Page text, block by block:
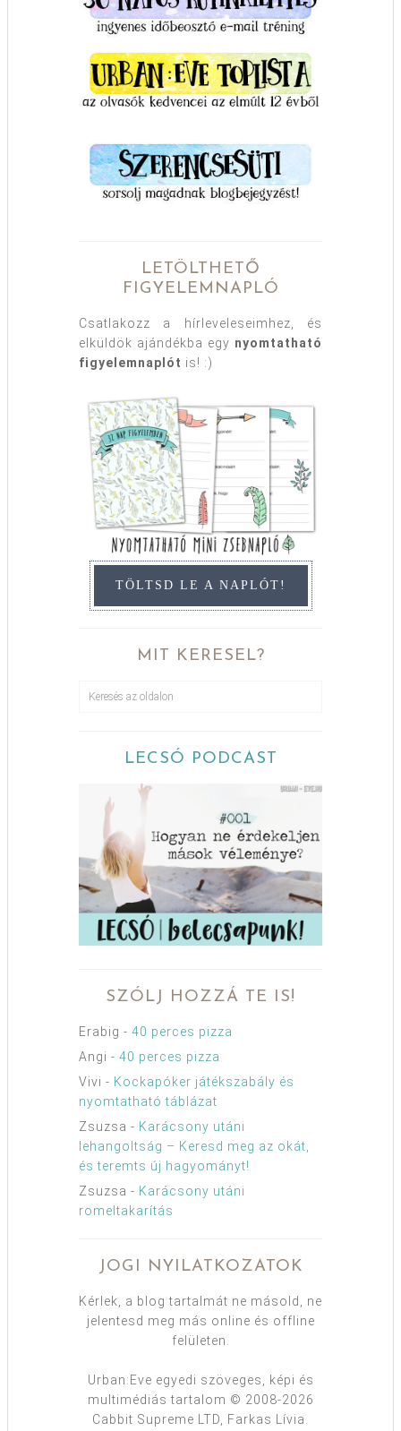
LETÖLTHETŐ
FIGYELEMNAPLÓ
Csatlakozz a hírleveleseimhez, és
elküldök ajándékba egy nyomtatható
figyelemnaplót is! :)
TÖLTSD LE A NAPLÓT!
MIT KERESEL?
LECSÓ PODCAST
SZÓLJ HOZZÁ TE IS!
Erabig - 40 perces pizza
Angi - 40 perces pizza
Vivi - Kockapóker játékszabály és
nyomtatható táblázat
Zsuzsa - Karácsony utáni
lehangoltság – Keresd meg az okát,
és teremts új hagyományt!
Zsuzsa - Karácsony utáni
romeltakarítás
JOGI NYILATKOZATOK
Kérlek, a blog tartalmát ne másold, ne
jelentesd meg más online és offline
felületen.
Urban:Eve egyedi szöveges, képi és
multimédiás tartalom © 2008-2026
Cabbit Supreme LTD, Farkas Lívia.